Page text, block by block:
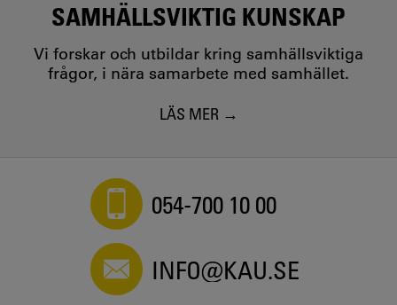
SAMHÄLLSVIKTIG KUNSKAP
Vi forskar och utbildar kring samhällsviktiga
frågor, i nära samarbete med samhället.
LÄS MER
054-700 10 00
INFO@KAU.SE